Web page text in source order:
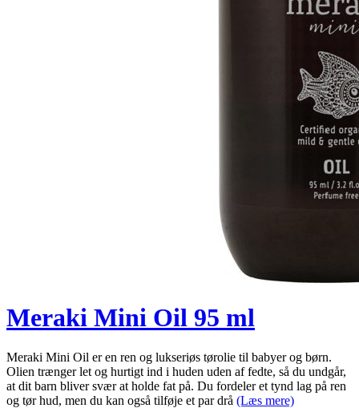
Meraki Mini Oil 95 ml
Meraki Mini Oil er en ren og lukseriøs tørolie til babyer og børn.
Olien trænger let og hurtigt ind i huden uden af fedte, så du undgår,
at dit barn bliver svær at holde fat på. Du fordeler et tynd lag på ren
og tør hud, men du kan også tilføje et par drå (Læs mere)